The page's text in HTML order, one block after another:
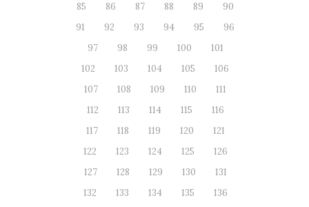
85
86 87 88 89
90
91
92 93 94 95
96
97
98 99 100
101
102
103 104 105
106
107
108 109 110
111
112
113 114 115
116
117
118 119 120
121
122
123 124 125
126
127
128 129 130
131
132
133 134 135
136